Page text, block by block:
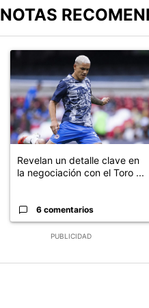
NOTAS
PUBLICIDAD
Un artículo de tendencia con
Revelan un detalle clave en
la negociación con el Toro ...
6 comentarios